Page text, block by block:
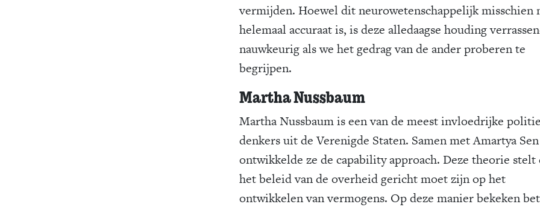
vermijden. Hoewel dit neurowetenschappelijk misschien
helemaal accuraat is, is deze alledaagse houding
nauwkeurig als we het gedrag van de ander proberen te
begrijpen.
Martha Nussbaum
Martha Nussbaum is een van de meest invloedrijke
denkers uit de Verenigde Staten. Samen met Amartya Sen
ontwikkelde ze de capability approach. Deze theorie stelt
het beleid van de overheid gericht moet zijn op het
ontwikkelen van vermogens. Op deze manier bekeken